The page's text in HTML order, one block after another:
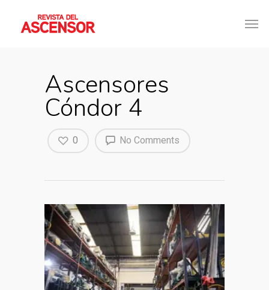
Ascensores
Cóndor 4
No Comments
0